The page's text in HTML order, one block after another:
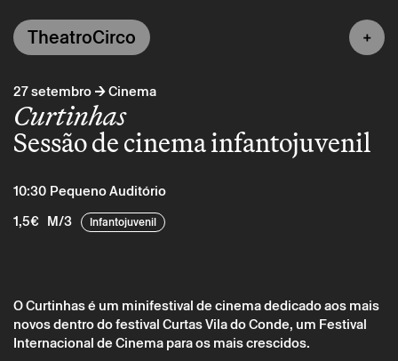
27 setembro→Cinema
Curtinhas
Sessão de cinema infantojuvenil
10:30 Pequeno Auditório
1,5€ M/3 Infantojuvenil
O Curtinhas é um minifestival de cinema dedicado aos mais
novos dentro do festival Curtas Vila do Conde, um Festival
Internacional de Cinema para os mais crescidos.
TheatroCirco